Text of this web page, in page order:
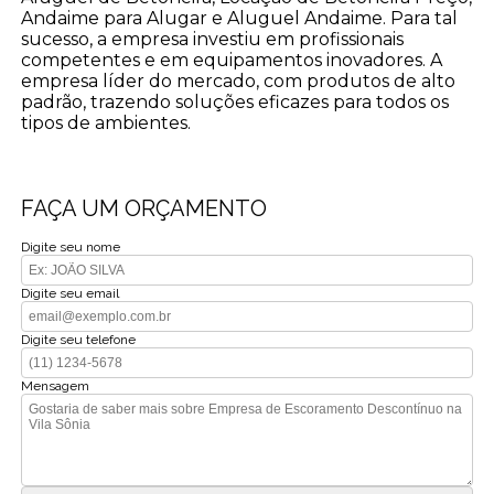
Andaime para Alugar e Aluguel Andaime. Para tal
sucesso, a empresa investiu em profissionais
competentes e em equipamentos inovadores. A
empresa líder do mercado, com produtos de alto
padrão, trazendo soluções eficazes para todos os
tipos de ambientes.
FAÇA UM ORÇAMENTO
Digite seu nome
Digite seu email
Digite seu telefone
Mensagem